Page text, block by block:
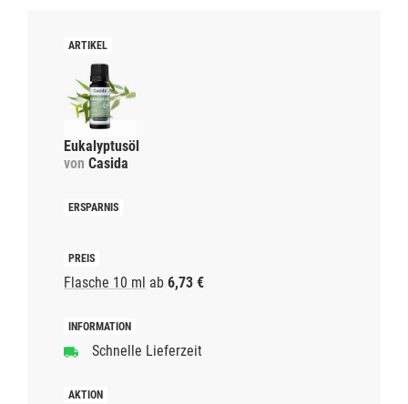
Eukalyptusöl
von Casida
Flasche 10 ml ab 6,73 €
Schnelle Lieferzeit